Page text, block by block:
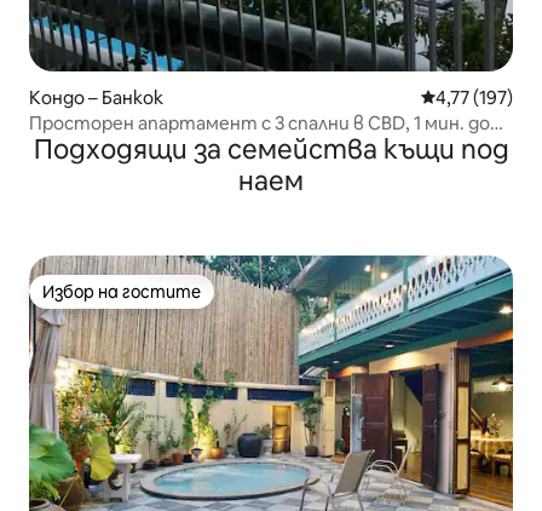
Кондо – Банкок Средна
4,77 (197)
Просторен апартамент с 3 спални в CBD, 1 мин. до
BTS, безплатен Wi-Fi, 215 кв.м.
Подходящи за семейства къщи под
наем
Избор на гостите
Избор на гостите